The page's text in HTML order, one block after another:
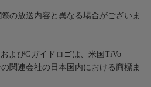
の放送内容と異なる場合がございま
よびGガイドロゴは、米国TiVo
関連会社の日本国内における商標ま